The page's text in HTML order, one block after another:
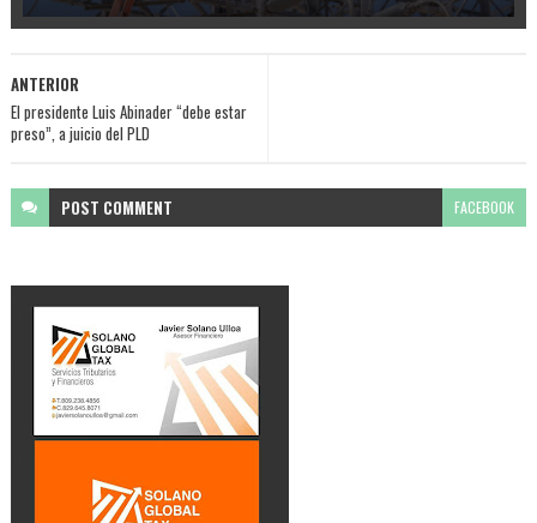
ANTERIOR
El presidente Luis Abinader “debe estar
preso”, a juicio del PLD
POST COMMENT FACEBOOK